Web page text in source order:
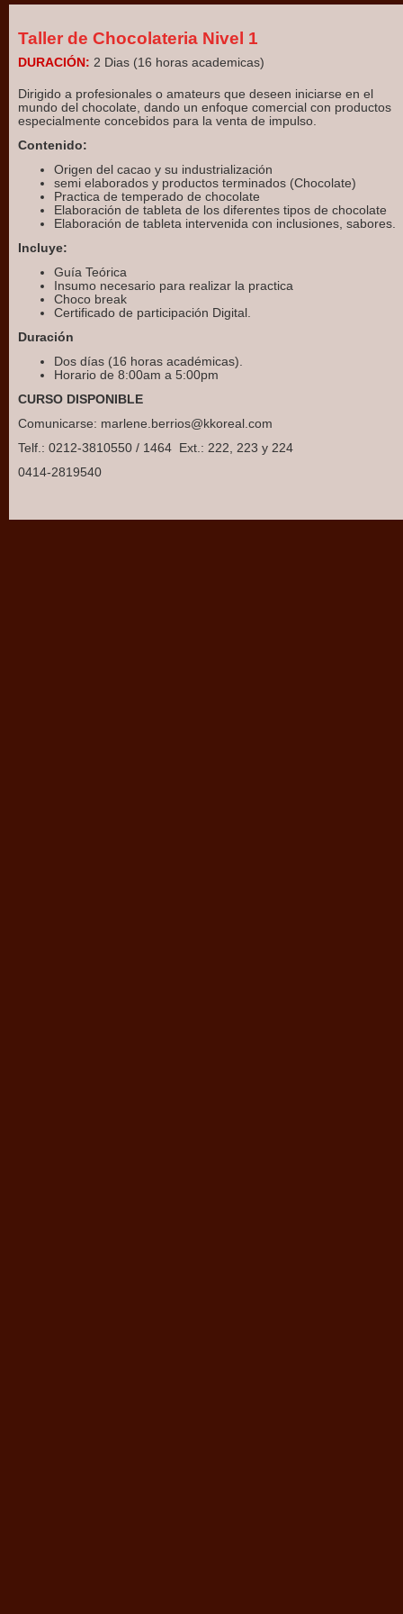
Taller de Chocolateria Nivel 1
DURACIÓN: 2 Dias (16 horas academicas)
Dirigido a profesionales o amateurs que deseen iniciarse en el
mundo del chocolate, dando un enfoque comercial con productos
especialmente concebidos para la venta de impulso.
Contenido:
Origen del cacao y su industrialización
semi elaborados y productos terminados (Chocolate)
Practica de temperado de chocolate
Elaboración de tableta de los diferentes tipos de chocolate
Elaboración de tableta intervenida con inclusiones, sabores.
Incluye:
Guía Teórica
Insumo necesario para realizar la practica
Choco break
Certificado de participación Digital.
Duración
Dos días (16 horas académicas).
Horario de 8:00am a 5:00pm
CURSO DISPONIBLE
Comunicarse: marlene.berrios@kkoreal.com
Telf.: 0212-3810550 / 1464 Ext.: 222, 223 y 224
0414-2819540